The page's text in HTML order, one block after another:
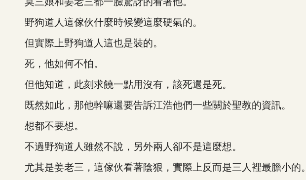
野狗道人這傢伙什麼時候變這麼硬氣的。
但實際上野狗道人這也是裝的。
死，他如何不怕。
但他知道，此刻求饒一點用沒有，該死還是死。
既然如此，那他幹嘛還要告訴江浩他們一些關於聖教的資訊。
想都不要想。
不過野狗道人雖然不說，另外兩人卻不是這麼想。
尤其是姜老三，這傢伙看著陰狠，實際上反而是三人裡最膽小的。